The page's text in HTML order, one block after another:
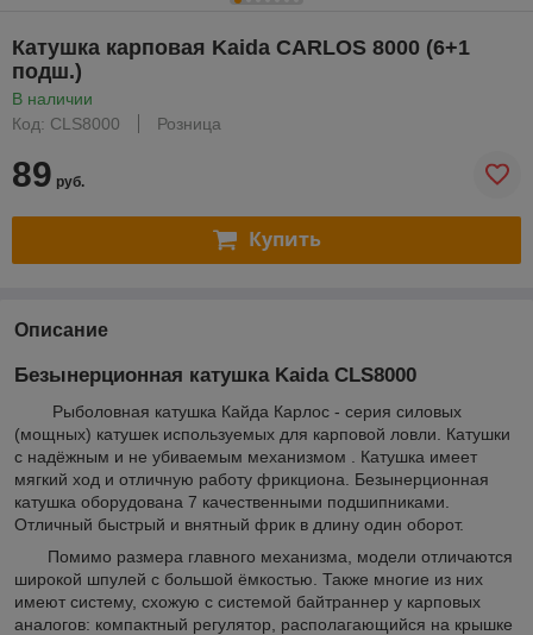
Катушка карповая Kaida CARLOS 8000 (6+1
подш.)
В наличии
Код: CLS8000
Розница
89 руб.
Купить
Описание
Безынерционная катушка Kaida CLS8000
Рыболовная катушка Кайда Карлос - серия силовых
(мощных) катушек используемых для карповой ловли. Катушки
с надёжным и не убиваемым механизмом . Катушка имеет
мягкий ход и отличную работу фрикциона. Безынерционная
катушка оборудована 7 качественными подшипниками.
Отличный быстрый и внятный фрик в длину один оборот.
Помимо размера главного механизма, модели отличаются
широкой шпулей с большой ёмкостью. Также многие из них
имеют систему, схожую с системой байтраннер у карповых
аналогов: компактный регулятор, располагающийся на крышке